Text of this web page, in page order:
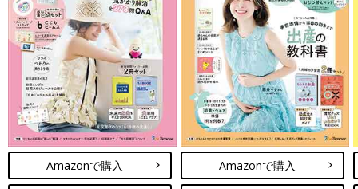
Amazonで購入 Amazonで購入